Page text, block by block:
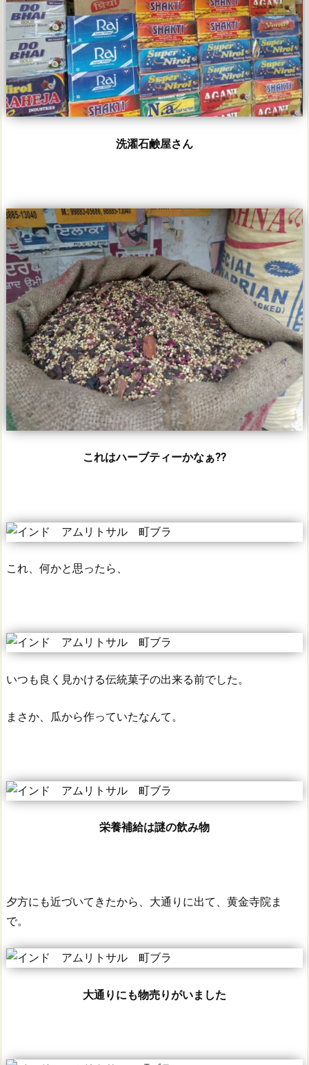
洗濯石鹸屋さん
これはハーブティーかなぁ??
これ、何かと思ったら、
いつも良く見かける伝統菓子の出来る前でした。
まさか、瓜から作っていたなんて。
栄養補給は謎の飲み物
夕方にも近づいてきたから、大通りに出て、黄金寺院ま
で。
大通りにも物売りがいました